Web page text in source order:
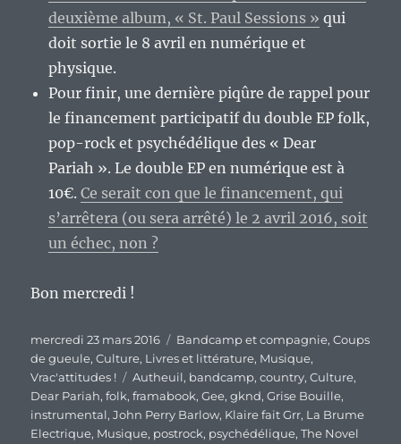
deuxième album, « St. Paul Sessions » qui
doit sortie le 8 avril en numérique et
physique.
Pour finir, une dernière piqûre de rappel pour
le financement participatif du double EP folk,
pop-rock et psychédélique des « Dear
Pariah ». Le double EP en numérique est à
10€.Ce serait con que le financement, qui
s’arrêtera (ou sera arrêté) le 2 avril 2016, soit
un échec, non ?
Bon mercredi !
Publié
le
mercredi 23 mars 2016 Catégories
Bandcamp et compagnie,Coups
de gueule,Culture, Livres et littérature, Musique,
Vrac'attitudes !
Étiquettes
Autheuil, bandcamp,country,Culture,
Dear Pariah,folk,framabook,Gee,gknd,Grise Bouille,
instrumental,John Perry Barlow, Klaire fait Grr, La Brume
Electrique, Musique, postrock, psychédélique,The Novel